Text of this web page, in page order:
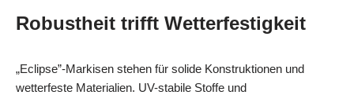
Robustheit trifft Wetterfestigkeit
„Eclipse”-Markisen stehen für solide Konstruktionen und
wetterfeste Materialien. UV-stabile Stoffe und